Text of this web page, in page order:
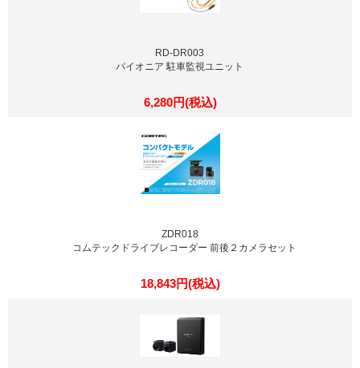
RD-DR003
パイオニア 駐車監視ユニット
6,280円(税込)
ZDR018
コムテックドライブレコーダー 前後２カメラセット
18,843円(税込)